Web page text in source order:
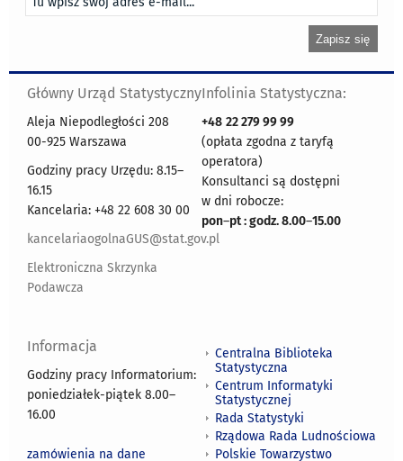
Główny Urząd Statystyczny
Aleja Niepodległości 208
00-925 Warszawa
Godziny pracy Urzędu: 8.15–
16.15
Kancelaria: +48 22 608 30 00
kancelariaogolnaGUS@stat.gov.pl
Elektroniczna Skrzynka
Podawcza
Infolinia Statystyczna:
+48 22 279 99 99
(opłata zgodna z taryfą
operatora)
Konsultanci są dostępni
w dni robocze:
pon–pt : godz. 8.00–15.00
Informacja
Godziny pracy Informatorium:
poniedziałek-piątek 8.00–
16.00
zamówienia na dane
Centralna Biblioteka
Statystyczna
Centrum Informatyki
Statystycznej
Rada Statystyki
Rządowa Rada Ludnościowa
Polskie Towarzystwo